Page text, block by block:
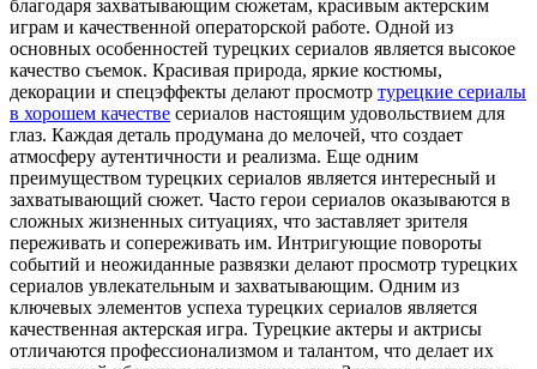
благодаря захватывающим сюжетам, красивым актерским
играм и качественной операторской работе. Одной из
основных особенностей турецких сериалов является высокое
качество съемок. Красивая природа, яркие костюмы,
декорации и спецэффекты делают просмотр турецкие сериалы
в хорошем качестве сериалов настоящим удовольствием для
глаз. Каждая деталь продумана до мелочей, что создает
атмосферу аутентичности и реализма. Еще одним
преимуществом турецких сериалов является интересный и
захватывающий сюжет. Часто герои сериалов оказываются в
сложных жизненных ситуациях, что заставляет зрителя
переживать и сопереживать им. Интригующие повороты
событий и неожиданные развязки делают просмотр турецких
сериалов увлекательным и захватывающим. Одним из
ключевых элементов успеха турецких сериалов является
качественная актерская игра. Турецкие актеры и актрисы
отличаются профессионализмом и талантом, что делает их